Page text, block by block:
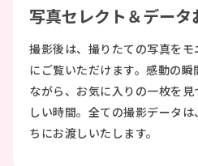
写真セレクト＆データ
撮影後は、撮りたての写真をモ
にご覧いただけます。感動の瞬
ながら、お気に入りの一枚を見
しい時間。全ての撮影データは
ちにお渡しいたします。